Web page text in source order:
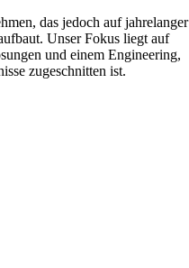
das jedoch auf jahrelanger
Unser Fokus liegt auf
und einem Engineering,
zugeschnitten ist.